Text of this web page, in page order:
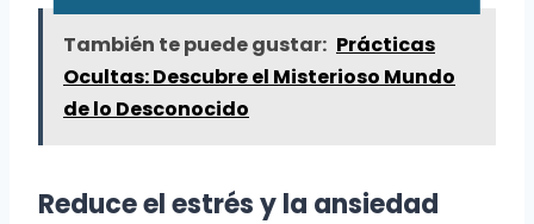
También te puede gustar: Prácticas
Ocultas: Descubre el Misterioso Mundo
de lo Desconocido
Reduce el estrés y la ansiedad
email